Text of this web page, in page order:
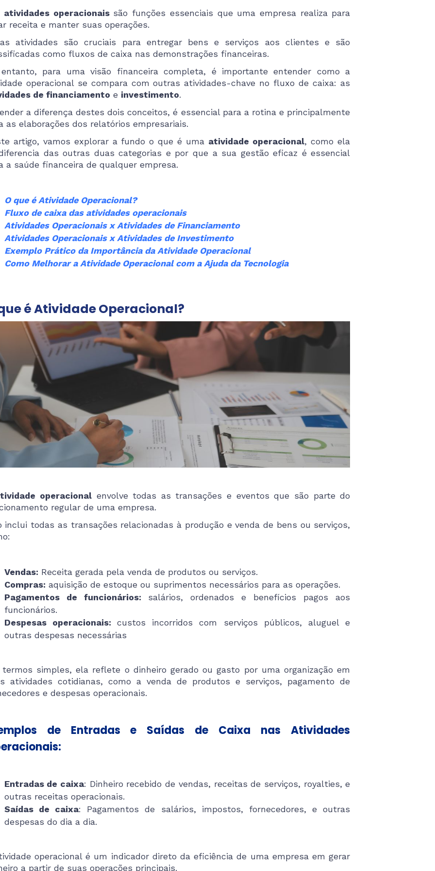
atividades operacionais são funções essenciais que uma empresa realiza para
receita e manter suas operações.
atividades são cruciais para entregar bens e serviços aos clientes e são
como fluxos de caixa nas demonstrações financeiras.
para uma visão financeira completa, é importante entender como a
operacional se compara com outras atividades-chave no fluxo de caixa: as
de financiamento e investimento.
a diferença destes dois conceitos, é essencial para a rotina e principalmente
as elaborações dos relatórios empresariais.
artigo, vamos explorar a fundo o que é uma atividade operacional, como ela
das outras duas categorias e por que a sua gestão eficaz é essencial
a saúde financeira de qualquer empresa.
O que é Atividade Operacional?
Fluxo de caixa das atividades operacionais
Atividades Operacionais x Atividades de Financiamento
Atividades Operacionais x Atividades de Investimento
Exemplo Prático da Importância da Atividade Operacional
Como Melhorar a Atividade Operacional com a Ajuda da Tecnologia
é Atividade Operacional?
operacionalenvolve todas as transações e eventos que são parte do
regular de uma empresa.
inclui todas as transações relacionadas à produção e venda de bens ou serviços,
Vendas: Receita gerada pela venda de produtos ou serviços.
Compras: aquisição de estoque ou suprimentos necessários para as operações.
Pagamentos de funcionários: salários, ordenados e benefícios pagos aos
funcionários.
Despesas operacionais:custos incorridos com serviços públicos, aluguel e
outras despesas necessárias
termos simples, ela reflete o dinheiro gerado ou gasto por uma organização em
atividades cotidianas, como a venda de produtos e serviços, pagamento de
e despesas operacionais.
de Entradas e Saídas de Caixa nas Atividades
Entradas de caixa: Dinheiro recebido de vendas, receitas de serviços, royalties, e
outras receitas operacionais.
Saídas de caixa: Pagamentos de salários, impostos, fornecedores, e outras
despesas do dia a dia.
operacional é um indicador direto da eficiência de uma empresa em gerar
a partir de suas operações principais.